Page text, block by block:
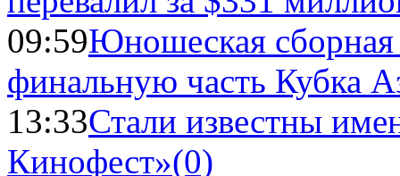
09:59Юношеская
финальную часть Кубка
13:33Стали известны
Кинофест»(0)